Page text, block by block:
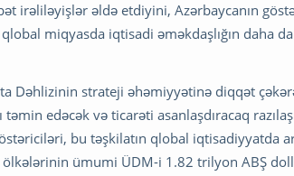
irəliləyişlər əldə etdiyini, Azərbaycanın
miqyasda iqtisadi əməkdaşlığın daha
Dəhlizinin strateji əhəmiyyətinə diqqət
təmin edəcək və ticarəti asanlaşdıracaq
bu təşkilatın qlobal iqtisadiyyatda
ümumi ÜDM-i 1.82 trilyon ABŞ